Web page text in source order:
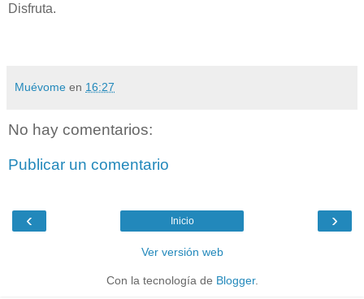
Disfruta.
Muévome en 16:27
No hay comentarios:
Publicar un comentario
‹ ›
Inicio
Ver versión web
Con la tecnología de Blogger.